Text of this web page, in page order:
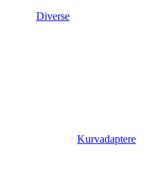
Diverse
Kurvadaptere